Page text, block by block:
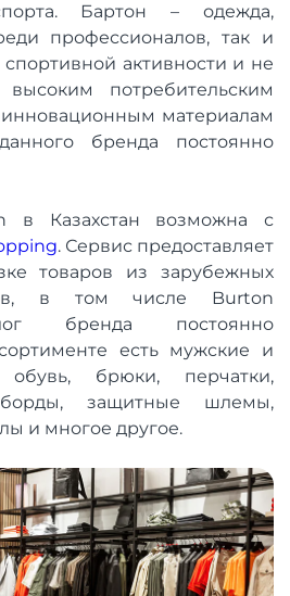
Бартон – одежда,
профессионалов, так и
активности и не
высоким потребительским
инновационным материалам
бренда постоянно
в Казахстан возможна с
. Сервис предоставляет
товаров из зарубежных
в том числе Burton
бренда постоянно
есть мужские и
обувь, брюки, перчатки,
защитные шлемы,
и многое другое.